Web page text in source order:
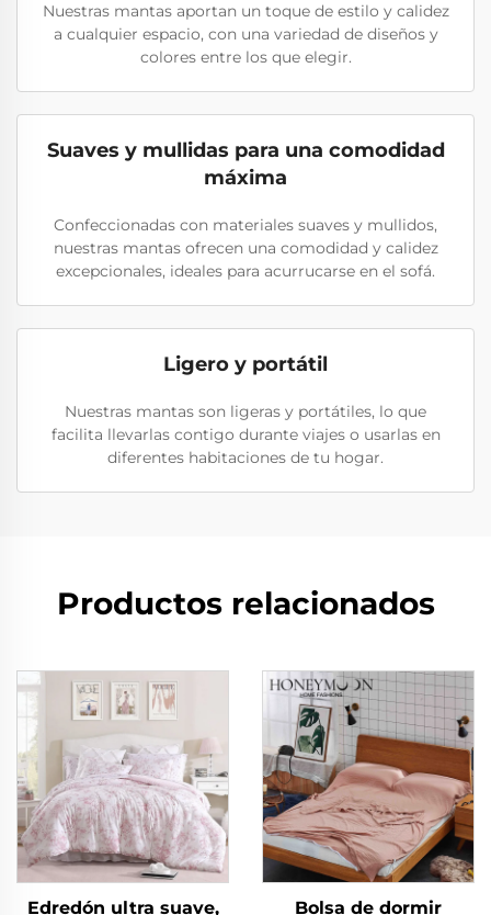
Nuestras mantas aportan un toque de estilo y calidez
a cualquier espacio, con una variedad de diseños y
colores entre los que elegir.
Suaves y mullidas para una comodidad
máxima
Confeccionadas con materiales suaves y mullidos,
nuestras mantas ofrecen una comodidad y calidez
excepcionales, ideales para acurrucarse en el sofá.
Ligero y portátil
Nuestras mantas son ligeras y portátiles, lo que
facilita llevarlas contigo durante viajes o usarlas en
diferentes habitaciones de tu hogar.
Productos relacionados
Edredón ultra suave,
Bolsa de dormir